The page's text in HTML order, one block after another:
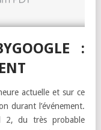
:
actuelle et sur ce
durant l’événement.
2, du très probable